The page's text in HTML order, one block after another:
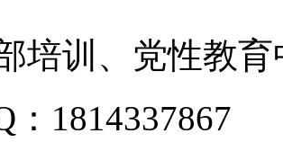
培训、党性教
：1814337867